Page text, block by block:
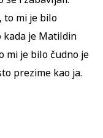
to mi je bilo
kada je Matildin
mi je bilo čudno je
prezime kao ja.